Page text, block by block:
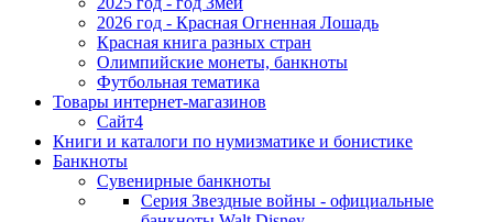
2026 год - Красная Огненная Лошадь
Красная книга разных стран
Олимпийские монеты, банкноты
Футбольная тематика
Товары интернет-магазинов
Сайт4
Книги и каталоги по нумизматике и бонистике
Банкноты
Сувенирные банкноты
Серия Звездные войны - официальные